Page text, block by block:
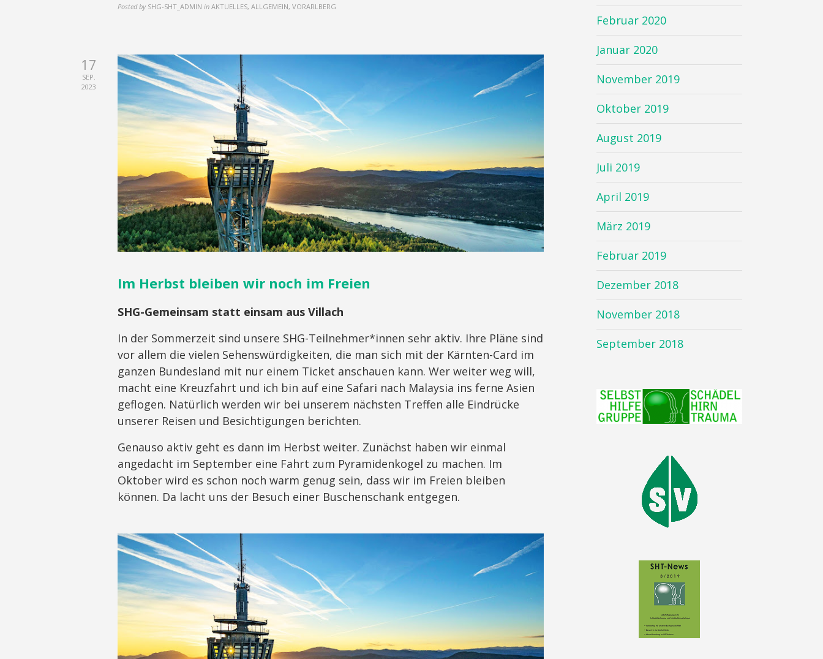
Posted by SHG-SHT_ADMIN in AKTUELLES, ALLGEMEIN, VORARLBERG
17
SEP.
2023
Im Herbst bleiben wir noch im Freien
SHG-Gemeinsam statt einsam aus Villach
In der Sommerzeit sind unsere SHG-Teilnehmer*innen sehr aktiv. Ihre Pläne sind
vor allem die vielen Sehenswürdigkeiten, die man sich mit der Kärnten-Card im
ganzen Bundesland mit nur einem Ticket anschauen kann. Wer weiter weg will,
macht eine Kreuzfahrt und ich bin auf eine Safari nach Malaysia ins ferne Asien
geflogen. Natürlich werden wir bei unserem nächsten Treffen alle Eindrücke
unserer Reisen und Besichtigungen berichten.
Genauso aktiv geht es dann im Herbst weiter. Zunächst haben wir einmal
angedacht im September eine Fahrt zum Pyramidenkogel zu machen. Im
Oktober wird es schon noch warm genug sein, dass wir im Freien bleiben
können. Da lacht uns der Besuch einer Buschenschank entgegen.
Februar 2020
Januar 2020
November 2019
Oktober 2019
August 2019
Juli 2019
April 2019
März 2019
Februar 2019
Dezember 2018
November 2018
September 2018